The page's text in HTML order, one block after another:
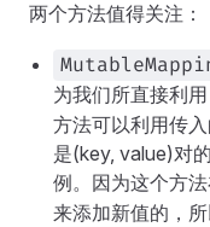
两个方法值得关注：
为我们所直接利
方法可以利用传
是(key, value)对
例。因为这个方
来添加新值的，